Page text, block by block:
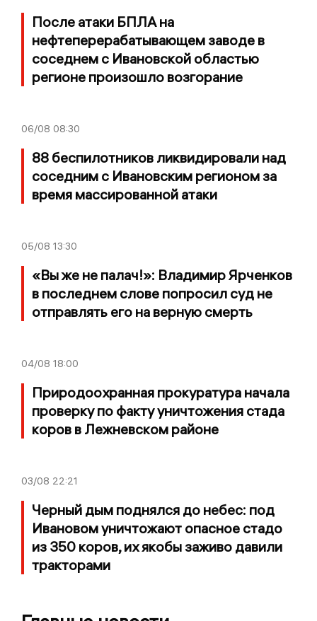
После атаки БПЛА на
нефтеперерабатывающем заводе в
соседнем с Ивановской областью
регионе произошло возгорание
06/08 08:30
88 беспилотников ликвидировали над
соседним с Ивановским регионом за
время массированной атаки
05/08 13:30
«Вы же не палач!»: Владимир Ярченков
в последнем слове попросил суд не
отправлять его на верную смерть
04/08 18:00
Природоохранная прокуратура начала
проверку по факту уничтожения стада
коров в Лежневском районе
03/08 22:21
Черный дым поднялся до небес: под
Ивановом уничтожают опасное стадо
из 350 коров, их якобы заживо давили
тракторами